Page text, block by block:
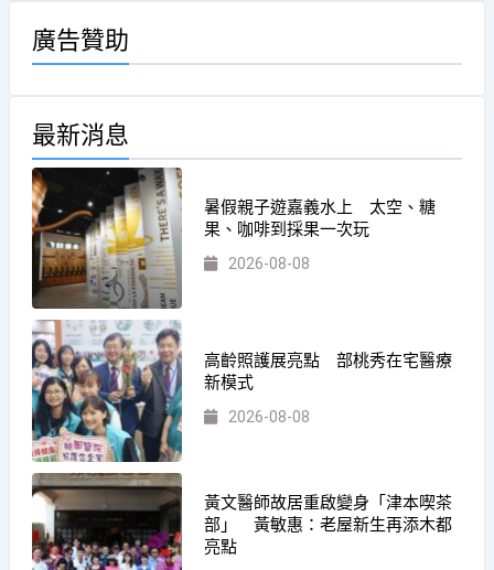
廣告贊助
最新消息
暑假親子遊嘉義水上 太空、糖
果、咖啡到採果一次玩
2026-08-08
高齡照護展亮點 部桃秀在宅醫療
新模式
2026-08-08
黃文醫師故居重啟變身「津本喫茶
部」 黃敏惠：老屋新生再添木都
亮點